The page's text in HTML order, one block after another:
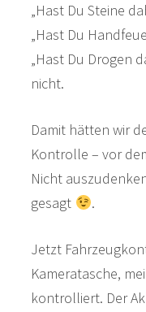
„Hast Du Steine
„Hast Du
„Hast Du Drogen
nicht.
Damit hätten wir
Kontrolle – vor
Nicht
gesagt
.
Jetzt
Kameratasche,
kontrolliert. Der